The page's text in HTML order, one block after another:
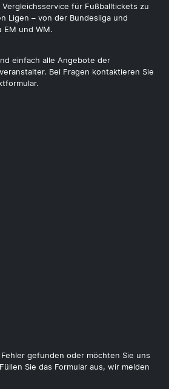
für Fußballtickets zu
Ligen – von der Bundesliga und
EM und WM.
einfach alle Angebote der
Bei Fragen kontaktieren Sie
gefunden oder möchten Sie uns
Sie das Formular aus, wir melden